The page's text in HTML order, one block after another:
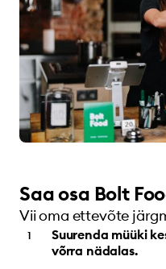
Saa osa Bolt
Vii oma ettevõte
Suurenda müüki
võrra nädalas.